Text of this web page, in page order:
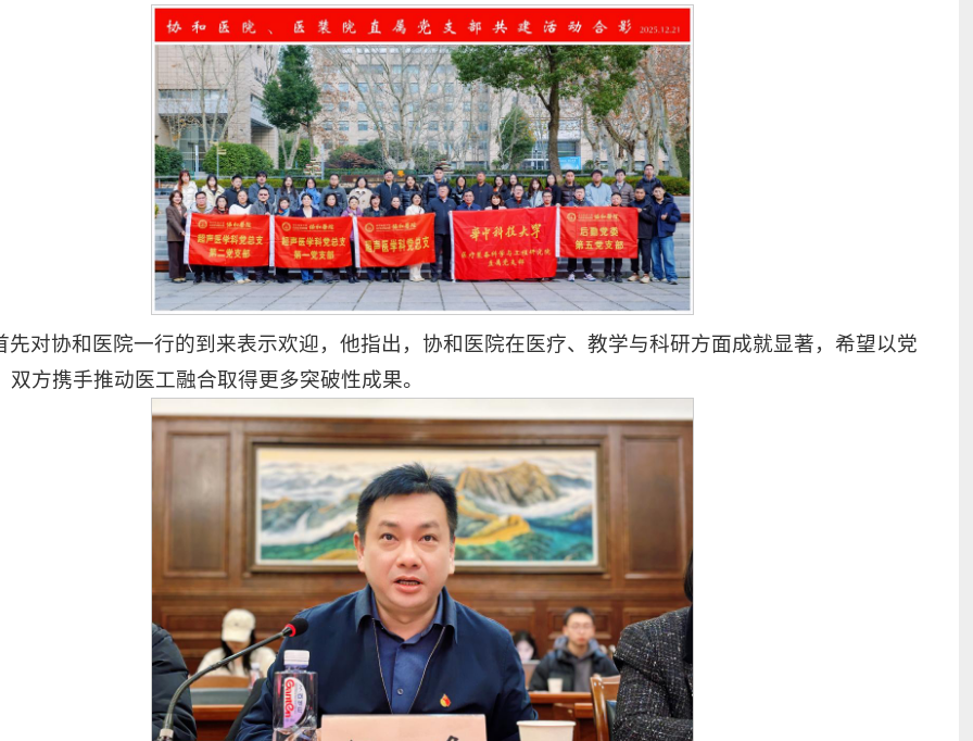
先对协和医院一行的到来表示欢迎，他指出，协和医院在医疗、教学与科研方面成就显著，希望以党
双方携手推动医工融合取得更多突破性成果。